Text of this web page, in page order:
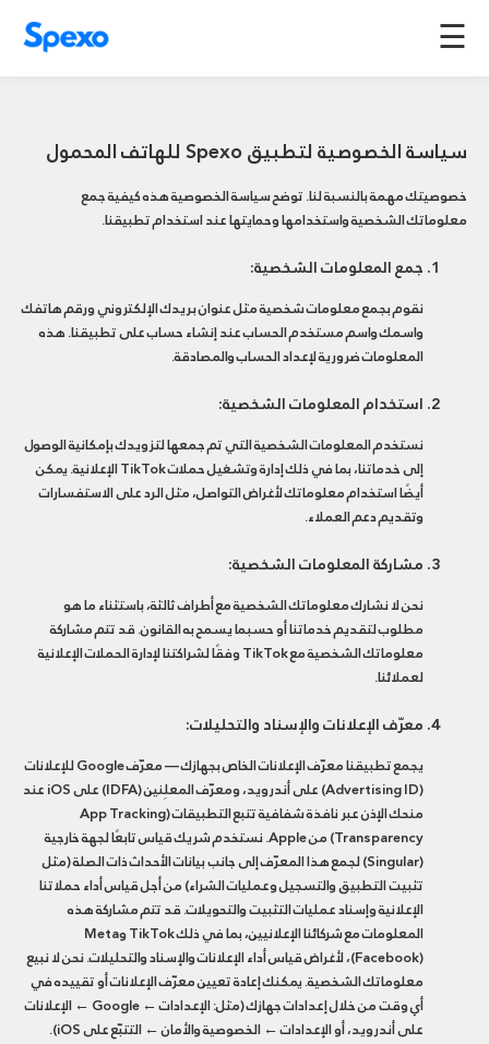
☰
سياسة الخصوصية لتطبيق Spexo للهاتف المحمول
خصوصيتك مهمة بالنسبة لنا. توضح سياسة الخصوصية هذه كيفية جمع
معلوماتك الشخصية واستخدامها وحمايتها عند استخدام تطبيقنا.
جمع المعلومات الشخصية:
نقوم بجمع معلومات شخصية مثل عنوان بريدك الإلكتروني ورقم هاتفك
واسمك واسم مستخدم الحساب عند إنشاء حساب على تطبيقنا. هذه
المعلومات ضرورية لإعداد الحساب والمصادقة.
استخدام المعلومات الشخصية:
نستخدم المعلومات الشخصية التي تم جمعها لتزويدك بإمكانية الوصول
إلى خدماتنا، بما في ذلك إدارة وتشغيل حملات TikTok الإعلانية. يمكن
أيضًا استخدام معلوماتك لأغراض التواصل، مثل الرد على الاستفسارات
وتقديم دعم العملاء.
مشاركة المعلومات الشخصية:
نحن لا نشارك معلوماتك الشخصية مع أطراف ثالثة، باستثناء ما هو
مطلوب لتقديم خدماتنا أو حسبما يسمح به القانون. قد تتم مشاركة
معلوماتك الشخصية مع TikTok وفقًا لشراكتنا لإدارة الحملات الإعلانية
لعملائنا.
معرّف الإعلانات والإسناد والتحليلات:
يجمع تطبيقنا معرّف الإعلانات الخاص بجهازك — معرّف Google للإعلانات
(Advertising ID) على أندرويد، ومعرّف المعلِنين (IDFA) على iOS عند
منحك الإذن عبر نافذة شفافية تتبع التطبيقات (App Tracking
Transparency) من Apple. نستخدم شريك قياس تابعًا لجهة خارجية
(Singular) لجمع هذا المعرّف إلى جانب بيانات الأحداث ذات الصلة (مثل
تثبيت التطبيق والتسجيل وعمليات الشراء) من أجل قياس أداء حملاتنا
الإعلانية وإسناد عمليات التثبيت والتحويلات. قد تتم مشاركة هذه
المعلومات مع شركائنا الإعلانيين، بما في ذلك TikTok وMeta
(Facebook)، لأغراض قياس أداء الإعلانات والإسناد والتحليلات. نحن لا نبيع
معلوماتك الشخصية. يمكنك إعادة تعيين معرّف الإعلانات أو تقييده في
أي وقت من خلال إعدادات جهازك (مثل: الإعدادات ← Google ← الإعلانات
على أندرويد، أو الإعدادات ← الخصوصية والأمان ← التتبّع على iOS).